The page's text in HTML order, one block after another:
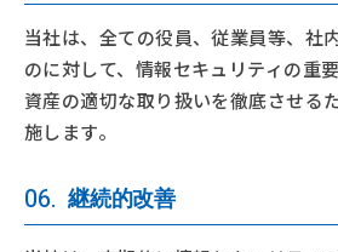
当社は、全ての役員、従業員等、社
のに対して、情報セキュリティの重
資産の適切な取り扱いを徹底させる
施します。
06. 継続的改善